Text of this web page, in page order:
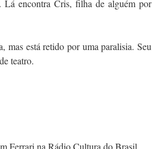
Lá encontra Cris, filha de alguém por
mas está retido por uma paralisia. Seu
teatro.
Ferrari na Rádio Cultura do Brasil.